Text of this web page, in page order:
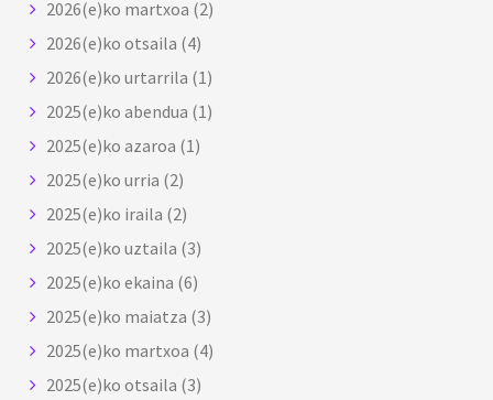
2026(e)ko martxoa (2)
2026(e)ko otsaila (4)
2026(e)ko urtarrila (1)
2025(e)ko abendua (1)
2025(e)ko azaroa (1)
2025(e)ko urria (2)
2025(e)ko iraila (2)
2025(e)ko uztaila (3)
2025(e)ko ekaina (6)
2025(e)ko maiatza (3)
2025(e)ko martxoa (4)
2025(e)ko otsaila (3)